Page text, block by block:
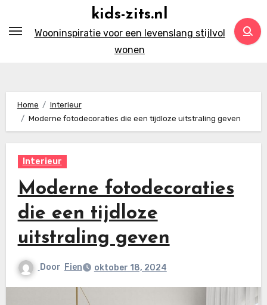
naar
kids-zits.nl
Wooninspiratie voor een levenslang stijlvol
wonen
Home
Interieur
Moderne fotodecoraties die een tijdloze uitstraling geven
Interieur
Moderne fotodecoraties
die een tijdloze
uitstraling geven
Door Fien oktober 18, 2024